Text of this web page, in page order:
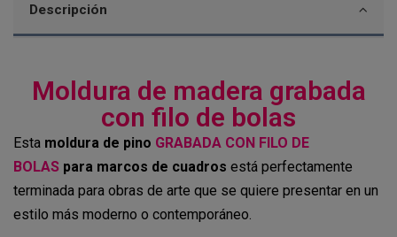
Descripción
Moldura de madera grabada
con filo de bolas
Esta moldura de pino GRABADA CON FILO DE
BOLAS para marcos de cuadros está perfectamente
terminada para obras de arte que se quiere presentar en un
estilo más moderno o contemporáneo.